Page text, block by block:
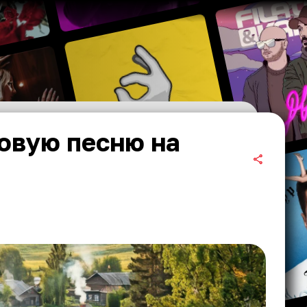
песню на